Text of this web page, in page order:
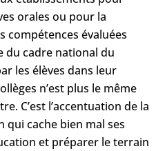
orales ou pour la
compétences évaluées
du cadre national du
les élèves dans leur
n’est plus le même
C’est l’accentuation de la
qui cache bien mal ses
et préparer le terrain